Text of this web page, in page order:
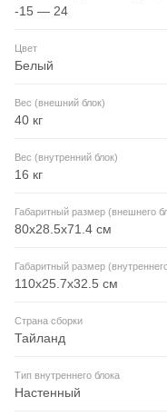
-15 — 24
Цвет
Белый
Вес (внешний блок)
40 кг
Вес (внутренний блок)
16 кг
Габаритный размер (внешнего
80x28.5x71.4 см
Габаритный размер
110x25.7x32.5 см
Страна сборки
Тайланд
Тип внутреннего блока
Настенный